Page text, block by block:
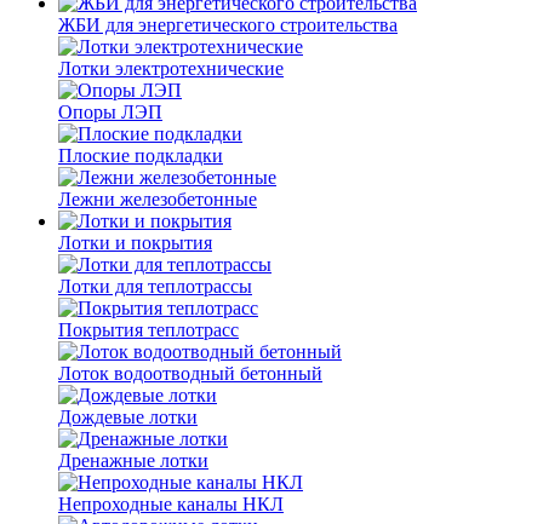
ЖБИ для энергетического строительства
Лотки электротехнические
Опоры ЛЭП
Плоские подкладки
Лежни железобетонные
Лотки и покрытия
Лотки для теплотрассы
Покрытия теплотрасс
Лоток водоотводный бетонный
Дождевые лотки
Дренажные лотки
Непроходные каналы НКЛ